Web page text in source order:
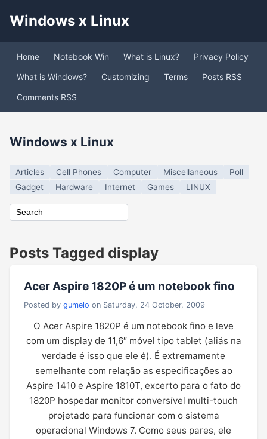
Windows x Linux
Home Notebook Win What is Linux?
Privacy Policy
What is Windows?
Customizing Terms
Posts RSS
Comments RSS
Windows x Linux
Articles Cell Phones Computer Miscellaneous
Poll
Gadget
Hardware Internet Games LINUX
Posts Tagged display
Acer Aspire 1820P é um notebook fino
Posted by gumelo on Saturday, 24 October, 2009
O Acer Aspire 1820P é um notebook fino e leve
com um display de 11,6″ móvel tipo tablet (aliás na
verdade é isso que ele é). É extremamente
semelhante com relação as especificações ao
Aspire 1410 e Aspire 1810T, excerto para o fato do
1820P hospedar monitor conversível multi-touch
projetado para funcionar com o sistema
operacional Windows 7. Como seus pares, ele